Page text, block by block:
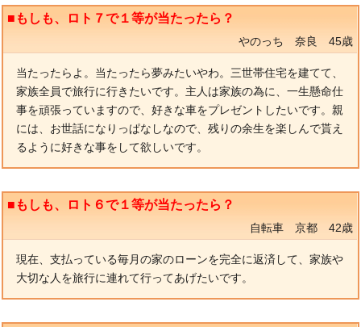
■もしも、ロト７で１等が当たったら？
やのっち 奈良 45歳
当たったらよ。当たったら夢みたいやわ。三世帯住宅を建てて、
家族全員で旅行に行きたいです。主人は家族の為に、一生懸命仕
事を頑張っていますので、好きな車をプレゼントしたいです。親
には、お世話になりっぱなしなので、残りの余生を楽しんで貰え
るように好きな事をして欲しいです。
■もしも、ロト６で１等が当たったら？
自転車 京都 42歳
現在、支払っている毎月の家のローンを完全に返済して、家族や
大切な人を旅行に連れて行ってあげたいです。